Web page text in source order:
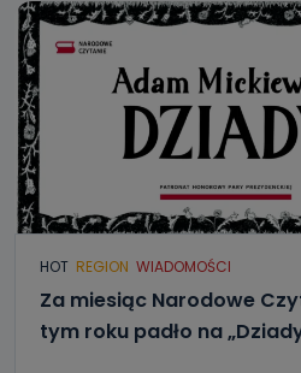
HOT REGION WIADOMOŚCI
Za miesiąc Narodowe
tym roku padło na